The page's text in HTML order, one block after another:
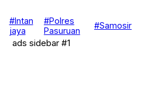
#Intan
jaya
#Polres
Pasuruan
#Samosir